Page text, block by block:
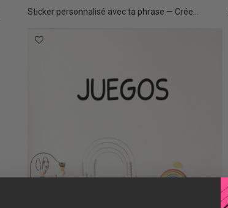
Sticker personnalisé avec ta phrase — Crée...